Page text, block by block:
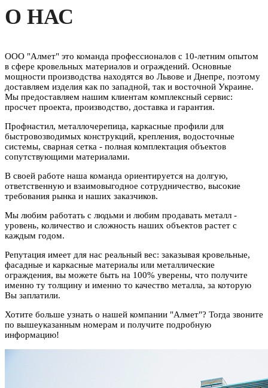
О НАС
ООО "Алмет" это команда профессионалов с 10-летним опытом
в сфере кровельных материалов и ограждений. Основные
мощности производства находятся во Львове и Днепре, поэтому
доставляем изделия как по западной, так и восточной Украине.
Мы предоставляем нашим клиентам комплексный сервис:
просчет проекта, производство, доставка и гарантия.
Профнастил, металлочерепица, каркасные профили для
быстровозводимых конструкций, крепления, водосточные
системы, сварная сетка - полная комплектация объектов
сопутствующими материалами.
В своей работе наша команда ориентируется на долгую,
ответственную и взаимовыгодное сотрудничество, высокие
требования рынка и наших заказчиков.
Мы любим работать с людьми и любим продавать металл -
уровень, количество и сложность наших объектов растет с
каждым годом.
Репутация имеет для нас реальный вес: заказывая кровельные,
фасадные и каркасные материалы или металлические
ограждения, вы можете быть на 100% уверены, что получите
именно ту толщину и именно то качество металла, за которую
Вы заплатили.
Хотите больше узнать о нашей компании "Алмет"? Тогда звоните
по вышеуказанным номерам и получите подробную
информацию!